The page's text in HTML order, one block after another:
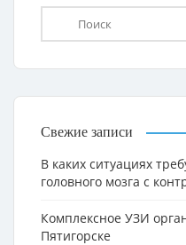
Свежие записи
В каких ситуациях
головного мозга с
Комплексное УЗИ
Пятигорске